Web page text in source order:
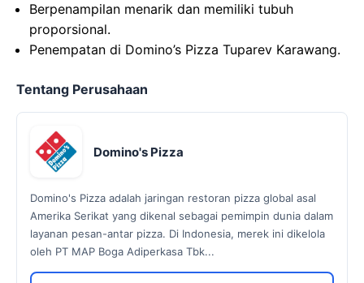
Berpenampilan menarik dan memiliki tubuh
proporsional.
Penempatan di Domino’s Pizza Tuparev Karawang.
Tentang Perusahaan
Domino's Pizza
Domino's Pizza adalah jaringan restoran pizza global asal
Amerika Serikat yang dikenal sebagai pemimpin dunia dalam
layanan pesan-antar pizza. Di Indonesia, merek ini dikelola
oleh PT MAP Boga Adiperkasa Tbk...